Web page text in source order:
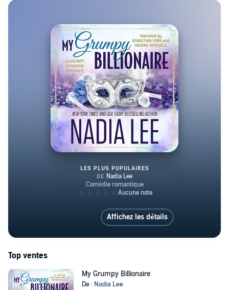
My Grumpy Billionaire
LES PLUS POPULAIRES
Affichez les détails
Top ventes
My Grumpy Billionaire
De : Nadia Lee